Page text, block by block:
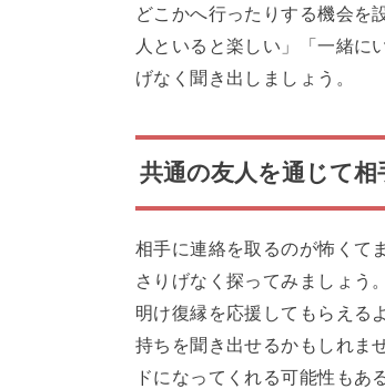
どこかへ行ったりする機会を
人といると楽しい」「一緒に
げなく聞き出しましょう。
共通の友人を通じて
相手に連絡を取るのが怖くて
さりげなく探ってみましょう
明け復縁を応援してもらえる
持ちを聞き出せるかもしれま
ドになってくれる可能性もあ